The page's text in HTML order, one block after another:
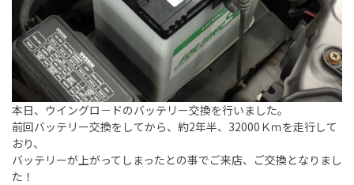
本日、ウイングロ－ドのバッテリー交換を行いました。
前回バッテリー交換をしてから、約2年半、32000Ｋｍを走行して
おり、
バッテリーが上がってしまったとの事でご来店、ご交換となりまし
た！